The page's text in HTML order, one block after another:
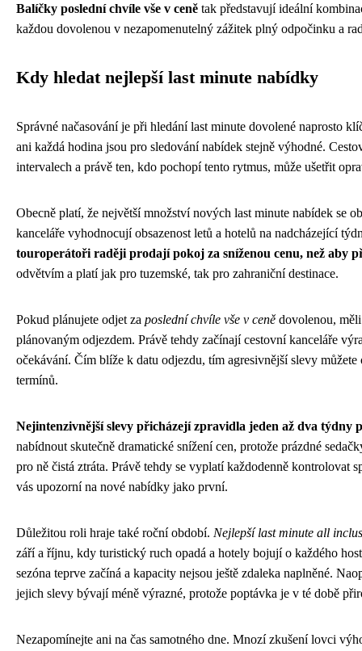
Balíčky poslední chvíle vše v ceně tak představují ideální
každou dovolenou v nezapomenutelný zážitek plný odpočinku a
Kdy hledat nejlepší last minute nabídky
Správné načasování je při hledání last minute dovolené naprosto
ani každá hodina jsou pro sledování nabídek stejně výhodné.
intervalech a právě ten, kdo pochopí tento rytmus, může ušetřit
Obecně platí, že největší množství nových last minute nabídek se
kanceláře vyhodnocují obsazenost letů a hotelů na nadcházející
touroperátoři raději prodají pokoj za sníženou cenu, než aby
odvětvím a platí jak pro tuzemské, tak pro zahraniční destinace.
Pokud plánujete odjet za poslední chvíle vše v ceně dovolenou,
plánovaným odjezdem. Právě tehdy začínají cestovní kanceláře
očekávání. Čím blíže k datu odjezdu, tím agresivnější slevy
termínů.
Nejintenzivnější slevy přicházejí zpravidla jeden až dva týdny
nabídnout skutečně dramatické snížení cen, protože prázdné
pro ně čistá ztráta. Právě tehdy se vyplatí každodenně kontrolovat
vás upozorní na nové nabídky jako první.
Důležitou roli hraje také roční období. Nejlepší last minute all
září a říjnu, kdy turistický ruch opadá a hotely bojují o každého
sezóna teprve začíná a kapacity nejsou ještě zdaleka naplněné.
jejich slevy bývají méně výrazné, protože poptávka je v té době
Nezapomínejte ani na čas samotného dne. Mnozí zkušení lovci